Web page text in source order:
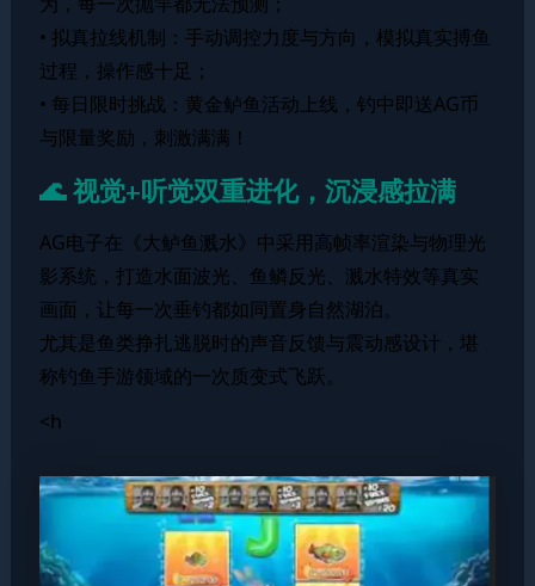
• 拟真拉线机制：手动调控力度与方向，模拟真实搏鱼
过程，操作感十足；
• 每日限时挑战：黄金鲈鱼活动上线，钓中即送AG币
与限量奖励，刺激满满！
🌊 视觉+听觉双重进化，沉浸感拉满
AG电子在《大鲈鱼溅水》中采用高帧率渲染与物理光
影系统，打造水面波光、鱼鳞反光、溅水特效等真实
画面，让每一次垂钓都如同置身自然湖泊。
尤其是鱼类挣扎逃脱时的声音反馈与震动感设计，堪
称钓鱼手游领域的一次质变式飞跃。
<h